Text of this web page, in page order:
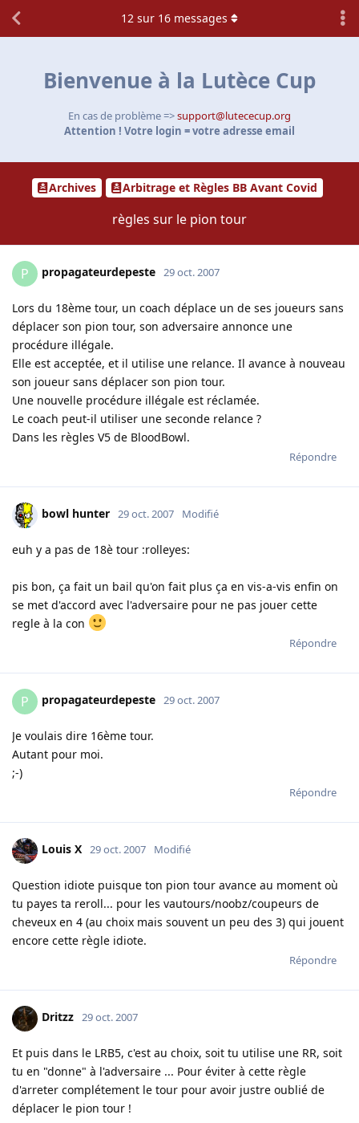
Bienvenue à la Lutèce Cup
En cas de problème =>support@lutececup.org
Attention ! Votre login = votre adresse email
Archives Arbitrage et Règles BB Avant Covid
règles sur le pion tour
12 sur 16 messages
P propagateurdepeste 29 oct. 2007
Lors du 18ème tour, un coach déplace un de ses joueurs sans
déplacer son pion tour, son adversaire annonce une
procédure illégale.
Elle est acceptée, et il utilise une relance. Il avance à nouveau
son joueur sans déplacer son pion tour.
Une nouvelle procédure illégale est réclamée.
Le coach peut-il utiliser une seconde relance ?
Dans les règles V5 de BloodBowl.
Répondre
bowl hunter 29 oct. 2007 Modifié
euh y a pas de 18è tour :rolleyes:
pis bon, ça fait un bail qu'on fait plus ça en vis-a-vis enfin on
se met d'accord avec l'adversaire pour ne pas jouer cette
regle à la con
Répondre
P propagateurdepeste 29 oct. 2007
Je voulais dire 16ème tour.
Autant pour moi.
;-)
Répondre
Louis X 29 oct. 2007 Modifié
Question idiote puisque ton pion tour avance au moment où
tu payes ta reroll... pour les vautours/noobz/coupeurs de
cheveux en 4 (au choix mais souvent un peu des 3) qui jouent
encore cette règle idiote.
Répondre
Dritzz 29 oct. 2007
Et puis dans le LRB5, c'est au choix, soit tu utilise une RR, soit
tu en "donne" à l'adversaire ... Pour éviter à cette règle
d'arreter complétement le tour pour avoir justre oublié de
déplacer le pion tour !